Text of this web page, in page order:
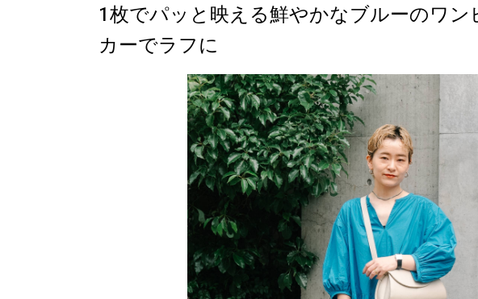
1枚でパッと映える鮮やかなブルーのワン
カーでラフに